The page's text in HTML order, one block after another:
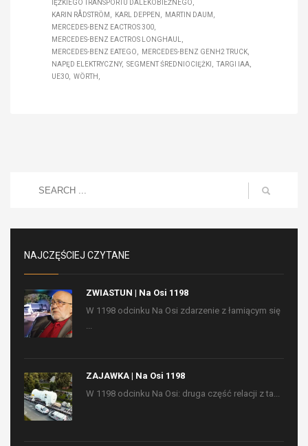
IĘŻKIEGO TRANSPORTU DALEKOBIEŻNEGO
KARIN RÅDSTRÖM
KARL DEPPEN
MARTIN DAUM
MERCEDES-BENZ EACTROS 300
MERCEDES-BENZ EACTROS LONGHAUL
MERCEDES-BENZ EATEGO
MERCEDES-BENZ GENH2 TRUCK
NAPĘD ELEKTRYCZNY
SEGMENT ŚREDNIOCIĘŻKI
TARGI IAA
UE30
WÖRTH
NAJCZĘŚCIEJ CZYTANE
ZWIASTUN | Na Osi 1198
W 1198 odcinku Na Osi zdarzenie z łamiącym się
...
ZAJAWKA | Na Osi 1198
W 1198 odcinku Na Osi: druga część relacji z ta...